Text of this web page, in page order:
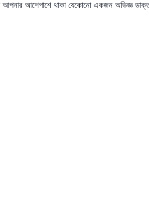
আশেপাশে থাকা যেকোনো একজন অভিজ্ঞ